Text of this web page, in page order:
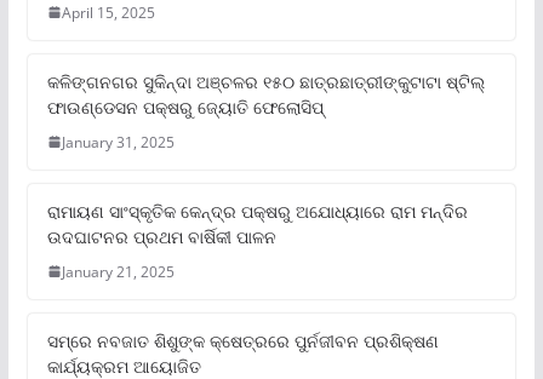
April 15, 2025
କଳିଙ୍ଗନଗର ସୁକିନ୍ଦା ଅଞ୍ଚଳର ୧୫୦ ଛାତ୍ରଛାତ୍ରୀଙ୍କୁଟାଟା ଷ୍ଟିଲ୍
ଫାଉଣ୍ଡେସନ ପକ୍ଷରୁ ଜ୍ୟୋତି ଫେଲୋସିପ୍‌
January 31, 2025
ରାମାୟଣ ସାଂସ୍କୃତିକ କେନ୍ଦ୍ର ପକ୍ଷରୁ ଅଯୋଧ୍ୟାରେ ରାମ ମନ୍ଦିର
ଉଦଘାଟନର ପ୍ରଥମ ବାର୍ଷିକୀ ପାଳନ
January 21, 2025
ସମ୍‌ରେ ନବଜାତ ଶିଶୁଙ୍କ କ୍ଷେତ୍ରରେ ପୁର୍ନଜୀବନ ପ୍ରଶିକ୍ଷଣ
କାର୍ଯ୍ୟକ୍ରମ ଆୟୋଜିତ